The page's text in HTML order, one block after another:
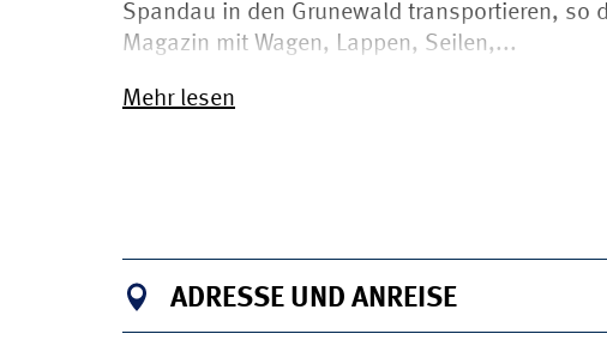
Spandau in den Grunewald transportieren, so
Magazin mit Wagen, Lappen, Seilen,...
Mehr lesen
ADRESSE UND ANREISE